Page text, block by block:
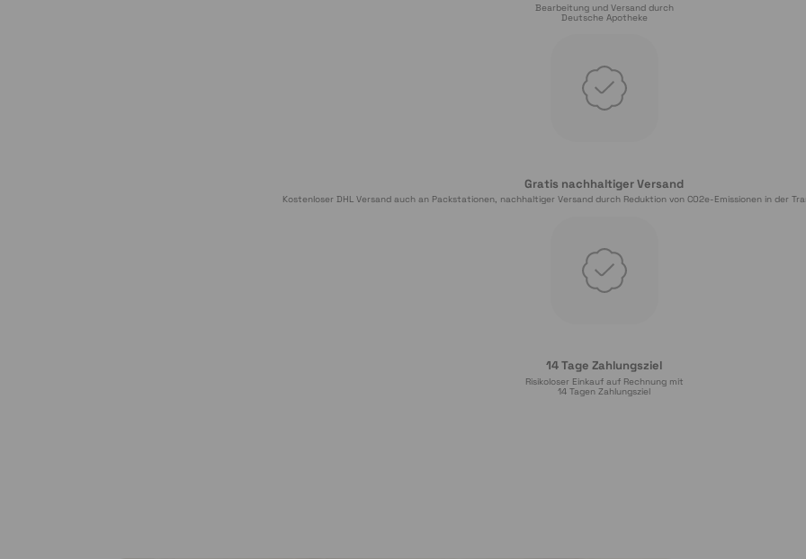
Bearbeitung und Versand durch
Deutsche Apotheke
Gratis nachhaltiger Versand
Kostenloser DHL Versand auch an Packstationen, nachhaltiger Versand durch Reduktion von CO2e-Emissionen in der
14 Tage Zahlungsziel
Risikoloser Einkauf auf Rechnung mit
14 Tagen Zahlungsziel